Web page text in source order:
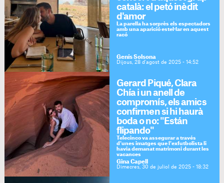
català: el petó inèdit
d'amor
La parella ha sorprès els espectadors
amb una aparició estel·lar en aquest
racó
Genís Solsona
Dijous, 28 d'agost de 2025 - 14:52
Gerard Piqué, Clara
Chía i un anell de
compromís, els amics
confirmen si hi haurà
boda o no: "Están
flipando"
Telecinco va assegurar a través
d'unes imatges que l'exfutbolista li
havia demanat matrimoni durant les
vacances
Gina Capell
Dimecres, 30 de juliol de 2025 - 18:32